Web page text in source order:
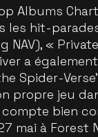
Albums
les hit-
NAV), «
a
Spider-
propre jeu
compte bien
mai à Forest